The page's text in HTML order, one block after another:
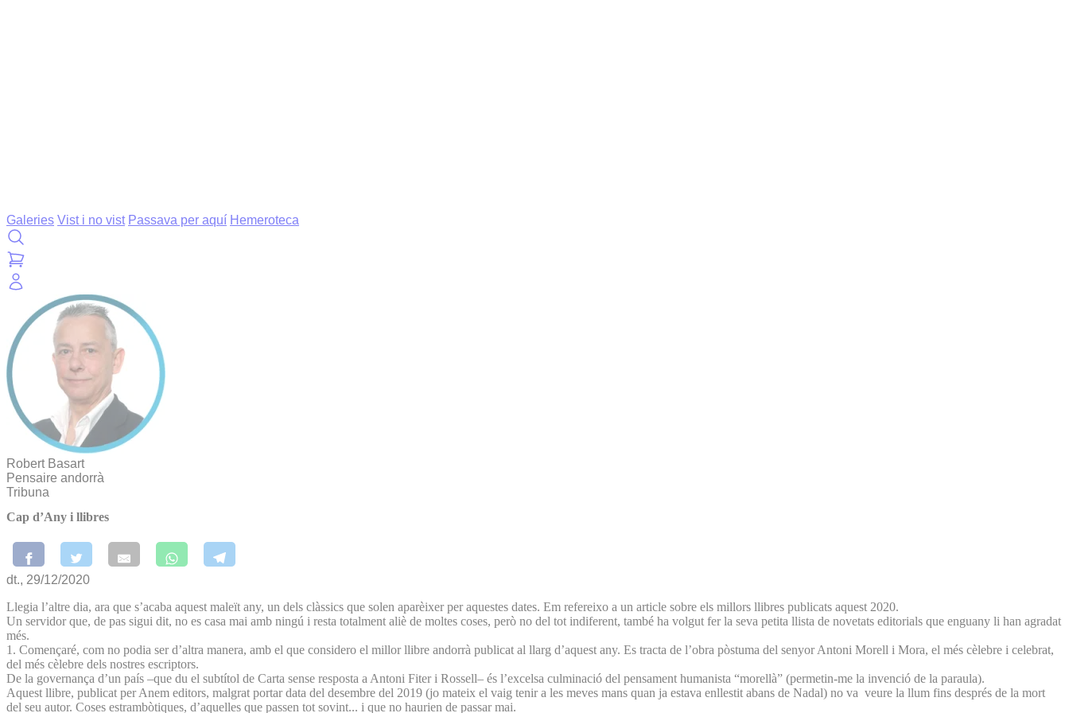
Galeries Vist i no vist Passava per aquí Hemeroteca
Robert Basart
Pensaire andorrà
Tribuna
Cap d’Any i llibres
dt., 29/12/2020
Llegia l’altre dia, ara que s’acaba aquest maleït any, un dels clàssics que solen aparèixer per aquestes dates. Em refereixo a un article sobre els millors llibres publicats aquest 2020.
Un servidor que, de pas sigui dit, no es casa mai amb ningú i resta totalment aliè de moltes coses, però no del tot indiferent, també ha volgut fer la seva petita llista de novetats editorials que enguany li han agradat
més.
1. Començaré, com no podia ser d’altra manera, amb el que considero el millor llibre andorrà publicat al llarg d’aquest any. Es tracta de l’obra pòstuma del senyor Antoni Morell i Mora, el més cèlebre i celebrat,
del més cèlebre dels nostres escriptors.
De la governança d’un país –que du el subtítol de Carta sense resposta a Antoni Fiter i Rossell– és l’excelsa culminació del pensament humanista “morellà” (permetin-me la invenció de la paraula).
Aquest llibre, publicat per Anem editors, malgrat portar data del desembre del 2019 (jo mateix el vaig tenir a les meves mans quan ja estava enllestit abans de Nadal) no va veure la llum fins després de la mort
del seu autor. Coses estrambòtiques, d’aquelles que passen tot sovint... i que no haurien de passar mai.